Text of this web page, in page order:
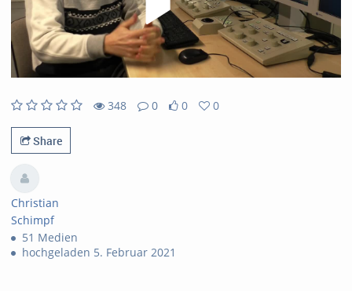
348
0
0
0
Share
Christian
Schimpf
51 Medien
hochgeladen 5. Februar 2021